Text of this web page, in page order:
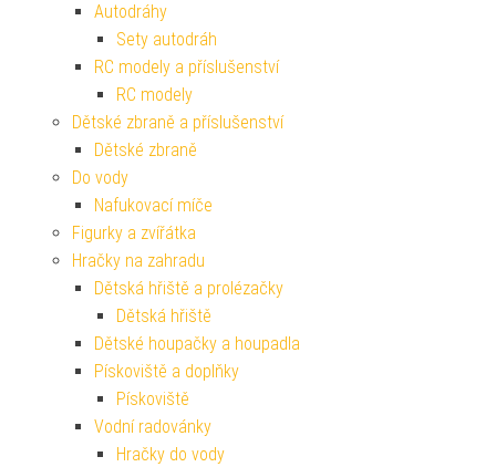
Autodráhy
Sety autodráh
RC modely a příslušenství
RC modely
Dětské zbraně a příslušenství
Dětské zbraně
Do vody
Nafukovací míče
Figurky a zvířátka
Hračky na zahradu
Dětská hřiště a prolézačky
Dětská hřiště
Dětské houpačky a houpadla
Pískoviště a doplňky
Pískoviště
Vodní radovánky
Hračky do vody